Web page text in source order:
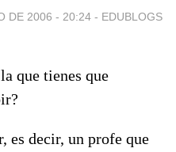
DE 2006 - 20:24 - EDUBLOGS
que tienes que
es decir, un profe que